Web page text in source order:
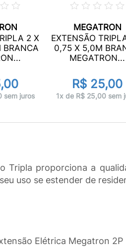
2 X
sem juros
MEGATRON
EXTENSÃO
0,75 X 5,0M
MEGATRON...
R$ 25,00
1x de R$ 25,00 sem
Tripla proporciona a
uso se estender de
Elétrica Megatron 2P